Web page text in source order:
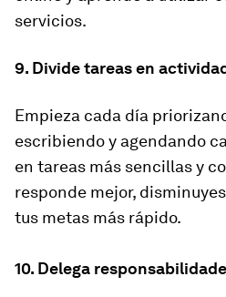
servicios.
9. Divide tareas en
Empieza cada día
escribiendo y agendando
en tareas más sencillas y
responde mejor,
tus metas más rápido.
10. Delega